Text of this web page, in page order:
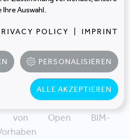
umfassen
digitaler Infrastruktur
von Open BIM-
Auswahl.
POLICY IMPRINT
PERSONALISIEREN
ALLE AKZEPTIEREN